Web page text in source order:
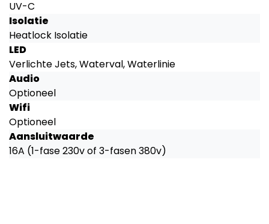
UV-C
Isolatie
Heatlock Isolatie
LED
Verlichte Jets, Waterval, Waterlinie
Audio
Optioneel
Wifi
Optioneel
Aansluitwaarde
16A (1-fase 230v of 3-fasen 380v)